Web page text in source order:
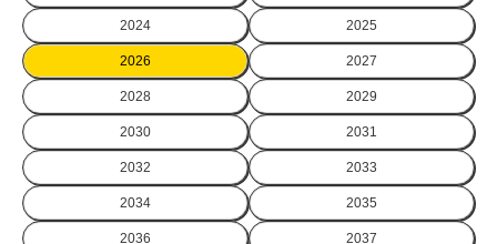
2024 2025
2026 2027
2028 2029
2030 2031
2032 2033
2034 2035
2036 2037